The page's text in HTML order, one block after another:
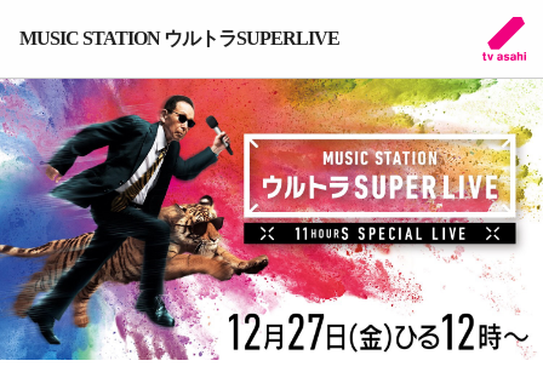
MUSIC STATION ウルトラSUPERLIVE